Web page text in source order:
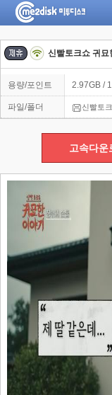
용량/포인트 2.97GB /
파일/폴더 신빨토
고속다운